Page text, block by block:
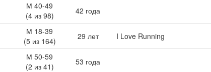
М 40-49
(4 из 98)
42 года
М 18-39
(5 из 164)
29 лет I Love Running
М 50-59
(2 из 41)
53 года